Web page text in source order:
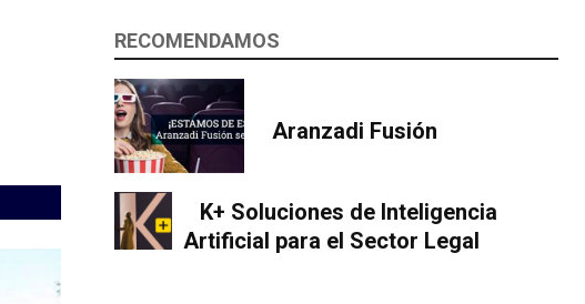
RECOMENDAMOS
Aranzadi Fusión
K+ Soluciones de Inteligencia
Artificial para el Sector Legal